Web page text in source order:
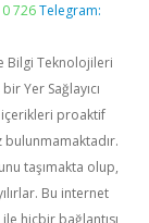
726 Telegram:
Bilgi Teknolojileri
Yer Sağlayıcı
proaktif
taşımakta olup,
Bu internet
hiçbir bağlantısı